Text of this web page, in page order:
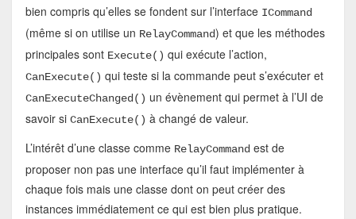
bien compris qu’elles se fondent sur l’interface ICommand
(même si on utilise un RelayCommand) et que les méthodes
principales sont Execute() qui exécute l’action,
CanExecute() qui teste si la commande peut s’exécuter et
CanExecuteChanged() un évènement qui permet à l’UI de
savoir si CanExecute() à changé de valeur.
L’intérêt d’une classe comme RelayCommandest de
proposer non pas une interface qu’il faut implémenter à
chaque fois mais une classe dont on peut créer des
instances immédiatement ce qui est bien plus pratique.